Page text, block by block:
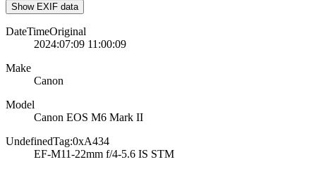
Show EXIF data
DateTimeOriginal
2024:07:09 11:00:09
Make
Canon
Model
Canon EOS M6 Mark II
UndefinedTag:0xA434
EF-M11-22mm f/4-5.6 IS STM